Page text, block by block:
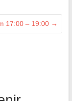
17:00 – 19:00 →